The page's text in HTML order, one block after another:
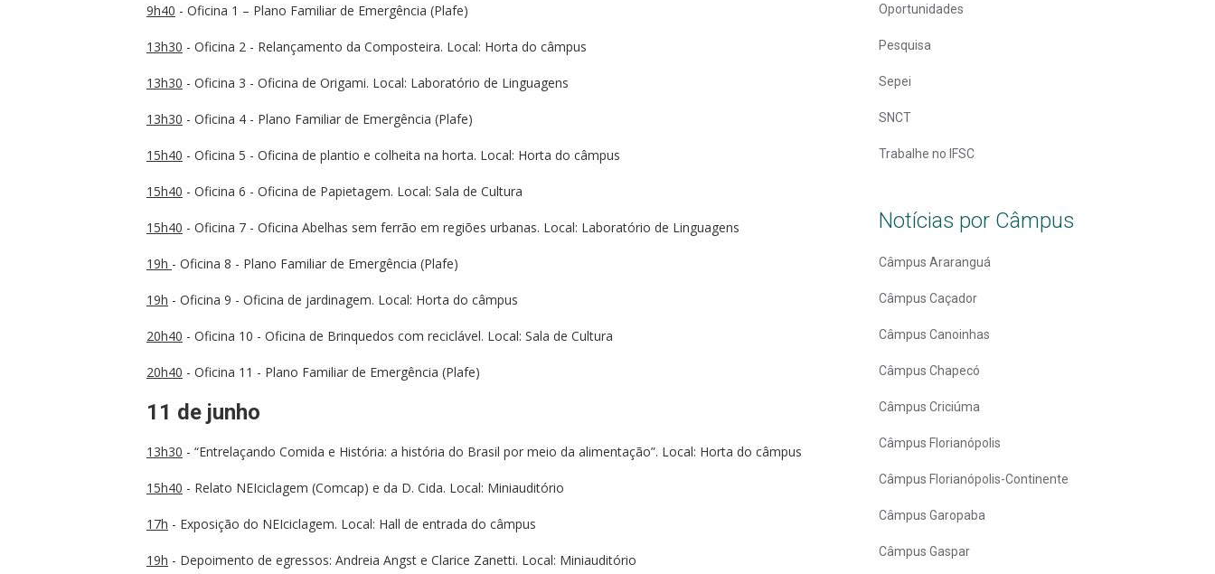
9h40 - Oficina 1 – Plano Familiar de Emergência (Plafe)
13h30 - Oficina 2 - Relançamento da Composteira. Local: Horta do câmpus
13h30 - Oficina 3 - Oficina de Origami. Local: Laboratório de Linguagens
13h30 - Oficina 4 - Plano Familiar de Emergência (Plafe)
15h40 - Oficina 5 - Oficina de plantio e colheita na horta. Local: Horta do câmpus
15h40 - Oficina 6 - Oficina de Papietagem. Local: Sala de Cultura
15h40 - Oficina 7 - Oficina Abelhas sem ferrão em regiões urbanas. Local: Laboratório de Linguagens
19h - Oficina 8 - Plano Familiar de Emergência (Plafe)
19h - Oficina 9 - Oficina de jardinagem. Local: Horta do câmpus
20h40 - Oficina 10 - Oficina de Brinquedos com reciclável. Local: Sala de Cultura
20h40 - Oficina 11 - Plano Familiar de Emergência (Plafe)
11 de junho
13h30 - “Entrelaçando Comida e História: a história do Brasil por meio da alimentação”. Local: Horta do câmpus
15h40 - Relato NEIciclagem (Comcap) e da D. Cida. Local: Miniauditório
17h - Exposição do NEIciclagem. Local: Hall de entrada do câmpus
19h - Depoimento de egressos: Andreia Angst e Clarice Zanetti. Local: Miniauditório
Oportunidades
Pesquisa
Sepei
SNCT
Trabalhe no IFSC
Notícias por Câmpus
Câmpus Araranguá
Câmpus Caçador
Câmpus Canoinhas
Câmpus Chapecó
Câmpus Criciúma
Câmpus Florianópolis
Câmpus Florianópolis-Continente
Câmpus Garopaba
Câmpus Gaspar